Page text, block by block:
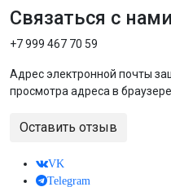
Связаться с нами
+7 999 467 70 59
Адрес электронной почты
просмотра адреса в
Оставить отзыв
VK
Telegram